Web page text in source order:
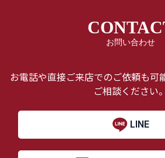
お問い合わせ
お電話や直接ご来店でのご依頼も可
ご相談ください。
LINE